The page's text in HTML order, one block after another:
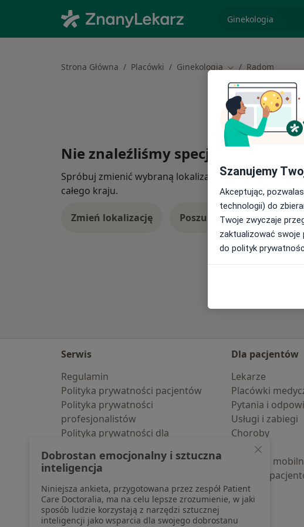
Strona Główna Placówki Ginekologia Zmień miasto
Radom
Nie znaleźliśmy specjalistów
Spróbuj zmienić wybraną lokalizację lub wypróbuj
całego kraju.
Zmień lokalizację Poszukaj konsultacji
Serwis
Regulamin
Polityka prywatności pacjentów
Polityka prywatności
profesjonalistów
Polityka prywatności dla
pozyskaliśmy samodzielnie
Polityka cookies
Jak działają wyniki wyszukiwania
Dostępność
O nas
Dla pacjentów
Lekarze
Placówki
Pytania i
Usługi i zabiegi
Choroby
Pomoc
Aplikacje
Blog dla
Szanujemy
Akceptując,
technologii) do
Twoje zwyczaje
zaktualizować swoje
do polityk
Dobrostan emocjonalny i sztuczna
inteligencja
Niniejsza ankieta, przygotowana przez zespół Patient
Care Doctoralia, ma na celu lepsze zrozumienie, w jaki
sposób ludzie korzystają z narzędzi sztucznej
inteligencji jako wsparcia dla swojego dobrostanu